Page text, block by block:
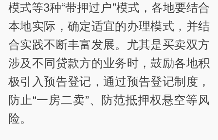
模式等3种“带押过户”模式，各地要结合
本地实际，确定适宜的办理模式，并结
合实践不断丰富发展。尤其是买卖双方
涉及不同贷款方的业务时，鼓励各地积
极引入预告登记，通过预告登记制度，
防止“一房二卖”、防范抵押权悬空等风
险。